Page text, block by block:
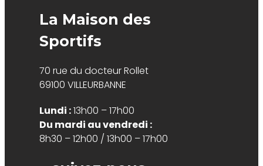
La Maison des
Sportifs
70 rue du docteur Rollet
69100 VILLEURBANNE
Lundi :13h00 – 17h00
Du mardi au vendredi :
8h30 – 12h00 / 13h00 – 17h00